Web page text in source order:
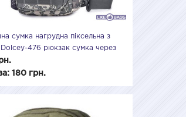
сумка нагрудна піксельна з
Dolcey-476 рюкзак сумка через
сумки Dolcey
180 грн.